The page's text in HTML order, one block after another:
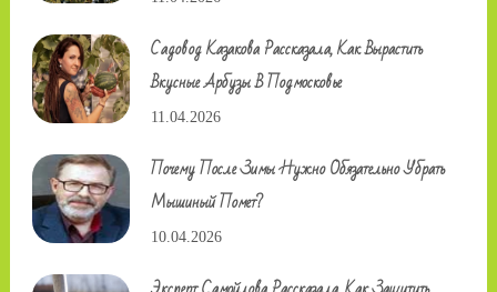
Садовод Казакова Рассказала, Как Вырастить
Вкусные Арбузы В Подмосковье
11.04.2026
Почему После Зимы Нужно Обязательно Убрать
Мышиный Помет?
10.04.2026